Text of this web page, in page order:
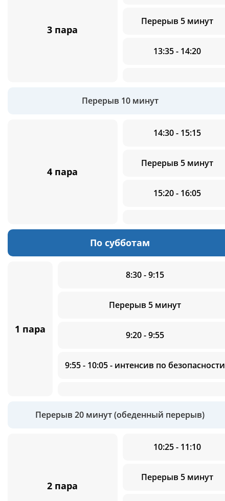
3 пара
Перерыв 5 минут
13:35 - 14:20
Перерыв 10 минут
4 пара
14:30 - 15:15
Перерыв 5 минут
15:20 - 16:05
По субботам
1 пара
8:30 - 9:15
Перерыв 5 минут
9:20 - 9:55
9:55 - 10:05 - интенсив по безопасности
Перерыв 20 минут (обеденный перерыв)
2 пара
10:25 - 11:10
Перерыв 5 минут